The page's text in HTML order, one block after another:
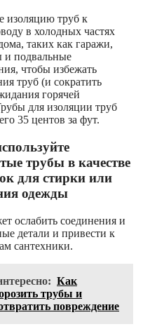
изоляцию труб к
в холодных частях
таких как гаражи,
и подвальные
чтобы избежать
труб (и сократить
горячей
для изоляции труб
35 центов за фут.
трубы в качестве
для стирки или
одежды
ослабить соединения и
детали и привести к
сантехники.
Как
трубы и
повреждение